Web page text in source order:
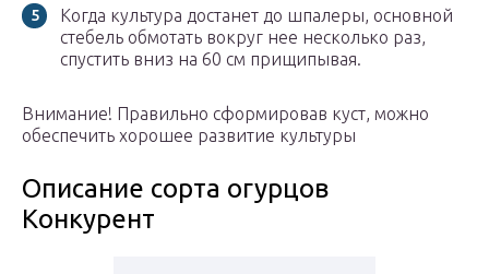
Когда культура достанет до шпалеры, основной
стебель обмотать вокруг нее несколько раз,
спустить вниз на 60 см прищипывая.
Внимание! Правильно сформировав куст, можно
обеспечить хорошее развитие культуры
Описание сорта огурцов
Конкурент